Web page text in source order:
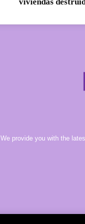
We provide you with the